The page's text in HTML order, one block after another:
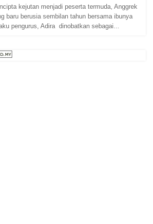
kejutan menjadi peserta termuda, Anggrek
baru berusia sembilan tahun bersama ibunya
pengurus, Adira dinobatkan sebagai...